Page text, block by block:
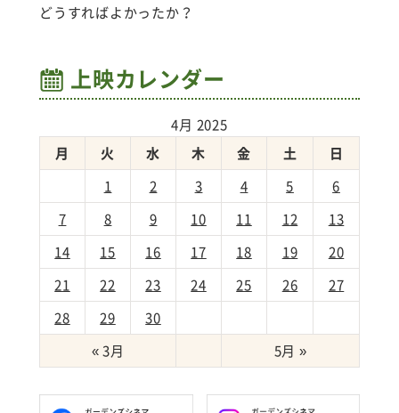
どうすればよかったか？
上映カレンダー
4月 2025
月
火 水 木 金 土
日
1
2 3 4 5
6
7
8 9 10 11 12
13
14
15 16 17 18 19
20
21
22 23 24 25 26
27
28
29
30
« 3月
5月 »